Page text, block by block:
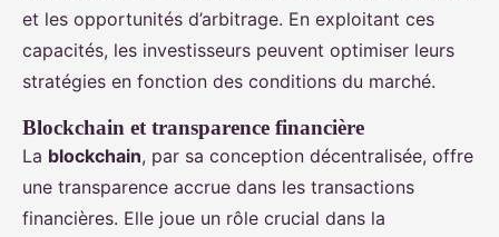
et les opportunités d’arbitrage. En exploitant ces
capacités, les investisseurs peuvent optimiser leurs
stratégies en fonction des conditions du marché.
Blockchain et transparence financière
La blockchain, par sa conception décentralisée, offre
une transparence accrue dans les transactions
financières. Elle joue un rôle crucial dans la